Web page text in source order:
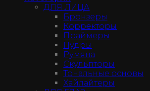
ДЛЯ ЛИЦА
Бронзеры
Корректоры
Праймеры
Пудры
Румяна
Скульпторы
Тональные основы
Хайлайтеры